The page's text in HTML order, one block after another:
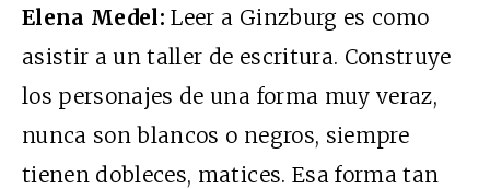
Elena Medel: Leer a Ginzburg es como
asistir a un taller de escritura. Construye
los personajes de una forma muy veraz,
nunca son blancos o negros, siempre
tienen dobleces, matices. Esa forma tan